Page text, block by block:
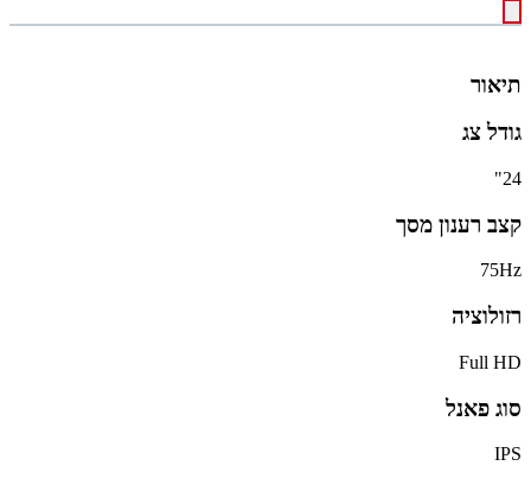
תיאור
גודל צג
24"
קצב רענון מסך
75Hz
רזולוציה
Full HD
סוג פאנל
IPS